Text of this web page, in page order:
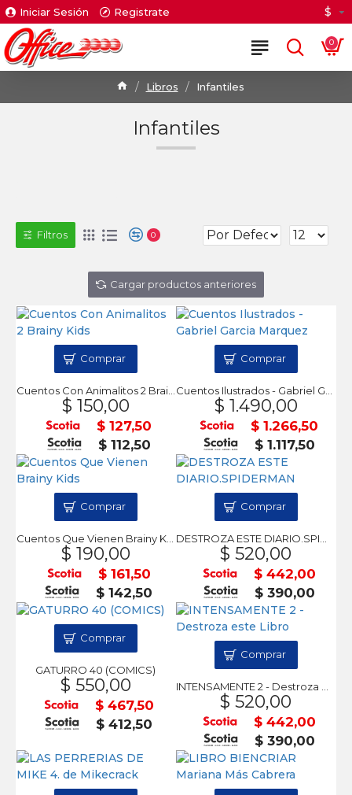
Iniciar Sesión Registrate $
0
Libros Infantiles
Infantiles
Filtros 0
Cargar productos anteriores
Cuentos Con Animalitos 2 Brainy Kids
$ 150,00
$ 127,50
$ 112,50
Comprar
$ 1.490,00
$ 1.266,50
$ 1.117,50
Comprar
Cuentos Que Vienen Brainy Kids
$ 190,00
$ 161,50
$ 142,50
Comprar
$ 520,00
$ 442,00
$ 390,00
Comprar
GATURRO 40 (COMICS)
$ 550,00
$ 467,50
$ 412,50
Comprar
$ 520,00
$ 442,00
$ 390,00
Comprar